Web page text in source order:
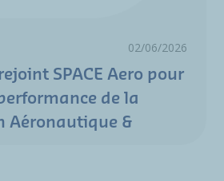
02/06/2026
SPACE Aero pour
de la
Aéronautique &